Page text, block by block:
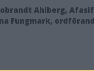
Ahlberg,
Fungmark,